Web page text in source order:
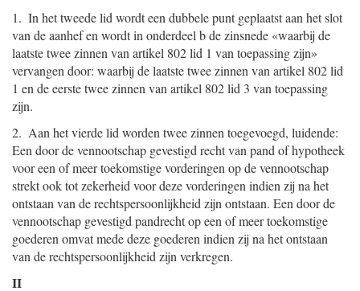
1. In het tweede lid wordt een dubbele punt geplaatst aan het slot
van de aanhef en wordt in onderdeel b de zinsnede «waarbij de
laatste twee zinnen van artikel 802 lid 1 van toepassing zijn»
vervangen door: waarbij de laatste twee zinnen van artikel 802 lid
1 en de eerste twee zinnen van artikel 802 lid 3 van toepassing
zijn.
2. Aan het vierde lid worden twee zinnen toegevoegd, luidende:
Een door de vennootschap gevestigd recht van pand of hypotheek
voor een of meer toekomstige vorderingen op de vennootschap
strekt ook tot zekerheid voor deze vorderingen indien zij na het
ontstaan van de rechtspersoonlijkheid zijn ontstaan. Een door de
vennootschap gevestigd pandrecht op een of meer toekomstige
goederen omvat mede deze goederen indien zij na het ontstaan
van de rechtspersoonlijkheid zijn verkregen.
II